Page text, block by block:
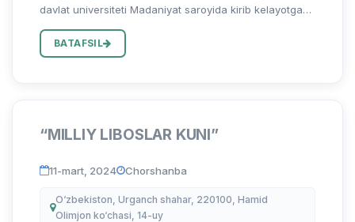
davlat universiteti Madaniyat saroyida kirib kelayotgan
fakulteti Tarjima nazariyasi va amaliyoti kafedrasi
tashabbusi...
BATAFSIL
“MILLIY LIBOSLAR KUNI”
11-mart, 2024 Chorshanba
O‘zbekiston, Urganch shahar, 220100, Hamid
Olimjon ko‘chasi, 14-uy